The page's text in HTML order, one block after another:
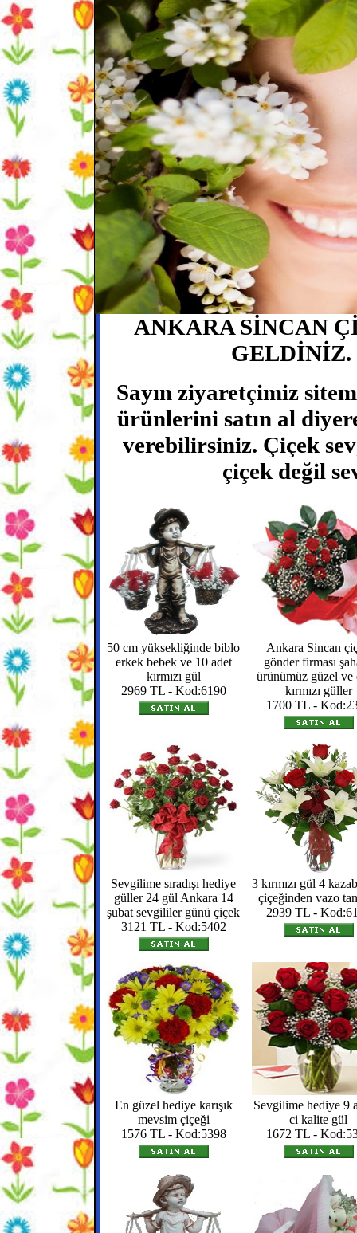
ANKARA SİNCAN
Sayın ziyaretçimiz
ürünlerini satın al
verebilirsiniz. Çiçek
çiçek değil
50 cm yüksekliğinde biblo
erkek bebek ve 10 adet
kırmızı gül
2969 TL - Kod:6190
Ankara Sincan
gönder firması
ürünümüz güzel ve
kırmızı güller
1700 TL -
Sevgilime sıradışı hediye
güller 24 gül Ankara 14
şubat sevgililer günü çiçek
3121 TL - Kod:5402
3 kırmızı gül 4
çiçeğinden vazo
2939 TL -
En güzel hediye karışık
mevsim çiçeği
1576 TL - Kod:5398
Sevgilime hediye 9
ci kalite gül
1672 TL -